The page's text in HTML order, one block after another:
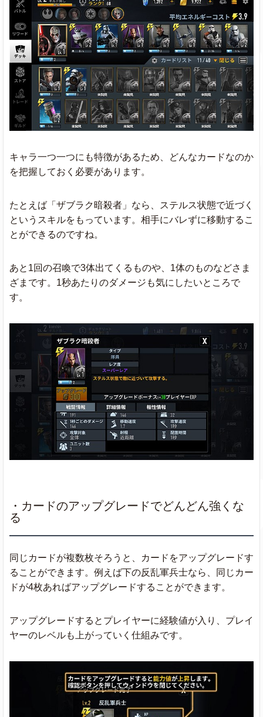
キャラ一つ一つにも特徴があるため、どんなカードなのか
を把握しておく必要があります。
たとえば「ザブラク暗殺者」なら、ステルス状態で近づく
というスキルをもっています。相手にバレずに移動するこ
とができるのですね。
あと1回の召喚で3体出てくるものや、1体のものなどさま
ざまです。1秒あたりのダメージも気にしたいところで
す。
・カードのアップグレードでどんどん強くな
る
同じカードが複数枚そろうと、カードをアップグレードす
ることができます。例えば下の反乱軍兵士なら、同じカー
ドが4枚あればアップグレードすることができます。
アップグレードするとプレイヤーに経験値が入り、プレイ
ヤーのレベルも上がっていく仕組みです。